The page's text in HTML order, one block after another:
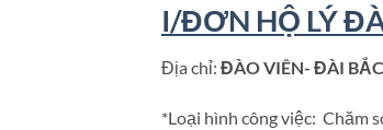
I/ĐƠN HỘ LÝ
Địa chỉ: ĐÀO VIÊN- ĐÀI BẮC
*Loại hình công việc: Chăm